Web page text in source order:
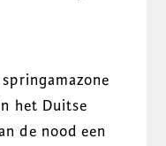
het Duitse
de nood een